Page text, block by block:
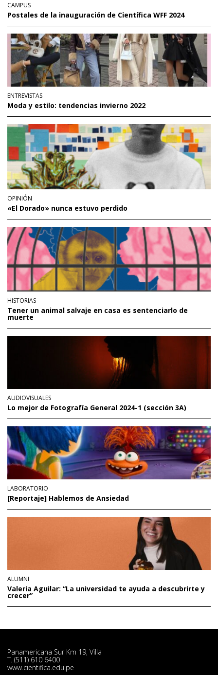
CAMPUS
Postales de la inauguración de Científica WFF 2024
ENTREVISTAS
Moda y estilo: tendencias invierno 2022
OPINIÓN
«El Dorado» nunca estuvo perdido
HISTORIAS
Tener un animal salvaje en casa es sentenciarlo de
muerte
AUDIOVISUALES
Lo mejor de Fotografía General 2024-1 (sección 3A)
LABORATORIO
[Reportaje] Hablemos de Ansiedad
ALUMNI
Valeria Aguilar: “La universidad te ayuda a descubrirte y
crecer”
Panamericana Sur Km 19, Villa
T. (511) 610 6400
www.cientifica.edu.pe